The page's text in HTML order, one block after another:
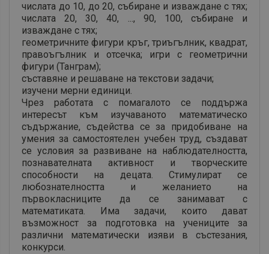
числата до 10, до 20, събиране и изваждане с тях;
числата 20, 30, 40, ..., 90, 100, събиране и
изваждане с тях;
геометричните фигури кръг, триъгълник, квадрат,
правоъгълник и отсечка; игри с геометрични
фигури (Танграм);
съставяне и решаване на текстови задачи;
изучени мерни единици.
Чрез работата с помагалото се поддържа
интересът към изучаваното математическо
съдържание, съдейства се за придобиване на
умения за самостоятелен учебен труд, създават
се условия за развиване на наблюдателността,
познавателната активност и творческите
способности на децата. Стимулират се
любознателността и желанието на
първокласниците да се занимават с
математиката. Има задачи, които дават
възможност за подготовка на учениците за
различни математически изяви в състезания,
конкурси.